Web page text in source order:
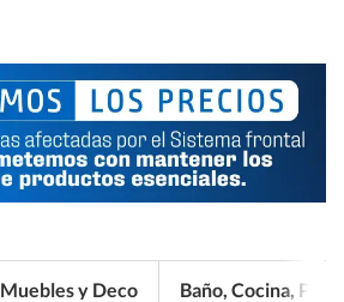
Muebles y Deco Baño, Cocina, Pisos